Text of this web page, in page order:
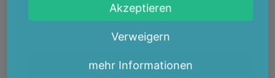
Akzeptieren
Verweigern
mehr Informationen